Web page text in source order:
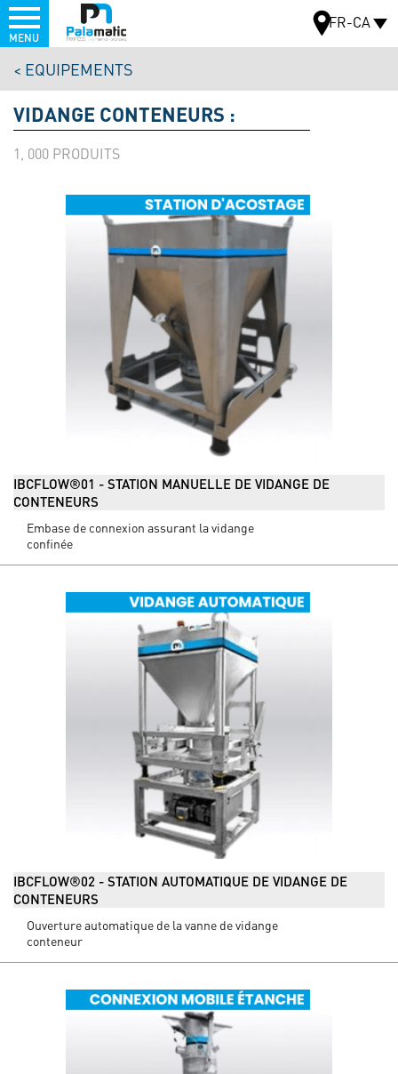
au
contenu
principal
Menu
CARTE
FR-CA
MENU
EQUIPEMENTS
VIDANGE CONTENEURS :
1, 000
IBCFLOW®01 - STATION MANUELLE DE VIDANGE DE
CONTENEURS
Embase de connexion assurant la vidange
confinée
IBCFLOW®02 - STATION AUTOMATIQUE DE VIDANGE DE
CONTENEURS
Ouverture automatique de la vanne de vidange
conteneur